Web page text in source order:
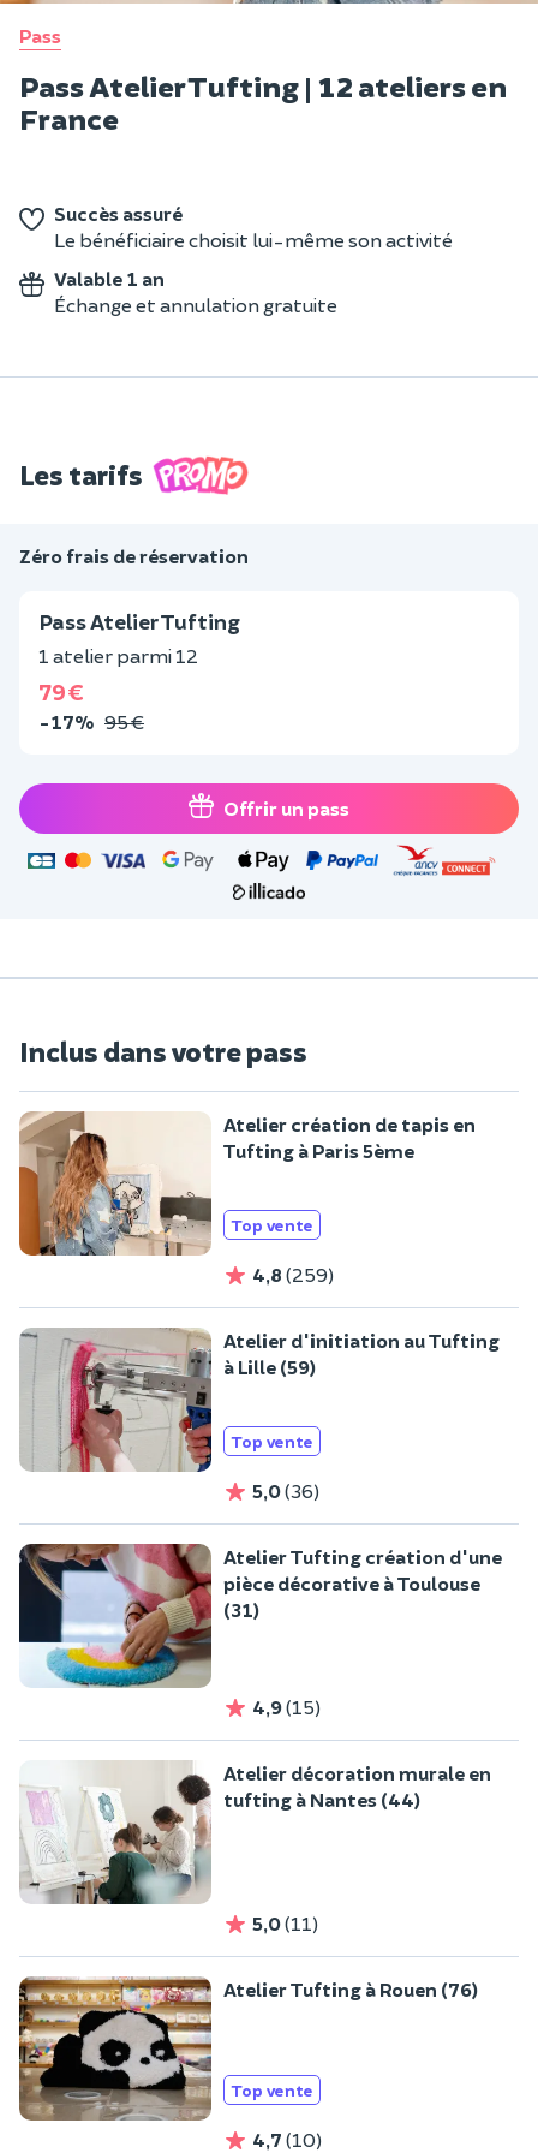
Pass
Pass Atelier Tufting | 12 ateliers en
France
Succès assuré
Le bénéficiaire choisit lui-même son activité
Valable 1 an
Échange et annulation gratuite
Les tarifs
Zéro frais de réservation
Pass Atelier Tufting
1 atelier parmi 12
79 €
-17% 95 €
Offrir un pass
Inclus dans votre pass
Atelier création de tapis en
Tufting à Paris 5ème
Top vente
4,8 (259)
Atelier d'initiation au Tufting
à Lille (59)
Top vente
5,0(36)
Atelier Tufting création d'une
pièce décorative à Toulouse
(31)
4,9(15)
Atelier décoration murale en
tufting à Nantes (44)
5,0(11)
Atelier Tufting à Rouen (76)
Top vente
4,7 (10)